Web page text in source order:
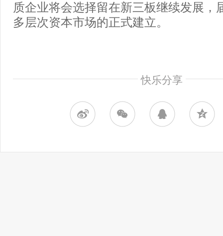
质企业将会选择留在新三板继续发展，
多层次资本市场的正式建立。
快乐分享